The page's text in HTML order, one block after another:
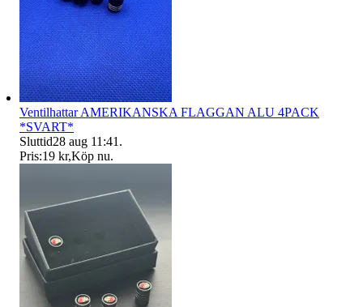
Ventilhattar AMERIKANSKA FLAGGAN ALU 4PACK
*SVART*
Sluttid28 aug 11:41 .
Pris:19 kr,Köp nu.